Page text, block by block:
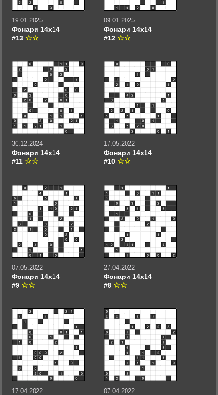
19.01.2025
Фонари 14х14
#13
09.01.2025
Фонари 14х14
#12
30.12.2024
Фонари 14х14
#11
17.05.2022
Фонари 14х14
#10
07.05.2022
Фонари 14х14
#9
27.04.2022
Фонари 14х14
#8
17.04.2022 07.04.2022